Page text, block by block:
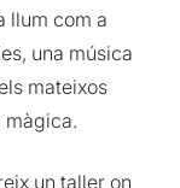
llum com a
una música
mateixos
màgica.
un taller on